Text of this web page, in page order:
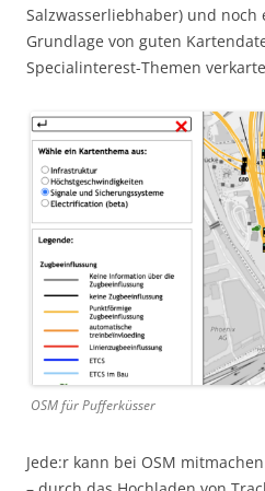
Salzwasserliebhaber) und noch
Grundlage von guten
Specialinterest-Themen
OSM für Pufferküsser
Jede:r kann bei OSM